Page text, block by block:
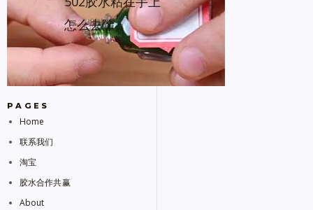
怎么去除
PAGES
Home
联系我们
淘宝
胶水合作共赢
About